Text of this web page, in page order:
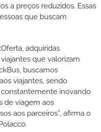
a preços reduzidos. Essas
que buscam
adquiridas
que valorizam
buscamos
viajantes, sendo
inovando
de viagem aos
aos parceiros”, afirma o